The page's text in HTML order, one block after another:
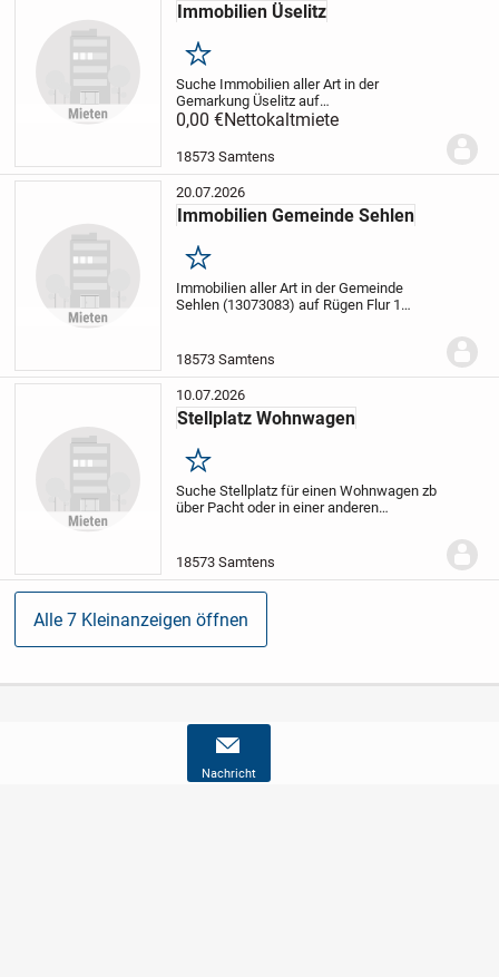
Nachricht
Immobilien Üselitz
Merken
Suche Immobilien aller Art in der
Gemarkung Üselitz auf
RügenGrundstücke, Häuser zum
0,00 €Nettokaltmiete
18573 Samtens
20.07.2026
Immobilien Gemeinde Sehlen
Merken
Immobilien aller Art in der Gemeinde
Sehlen (13073083) auf Rügen Flur 1
18573 Samtens
10.07.2026
Stellplatz Wohnwagen
Merken
Suche Stellplatz für einen Wohnwagen zb
über Pacht oder in einer anderen
sein was bedeuten würde als
18573 Samtens
Alle 7 Kleinanzeigen öffnen